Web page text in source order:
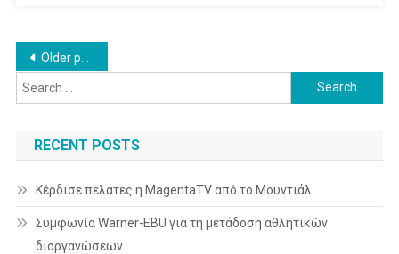
Posts
navigation
Older posts
Search
for:
RECENT POSTS
Κέρδισε πελάτες η MagentaTV από το Μουντιάλ
Συμφωνία Warner-EBU για τη μετάδοση αθλητικών
διοργανώσεων